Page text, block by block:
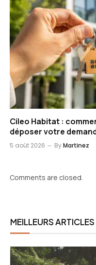
Cileo Habitat :
déposer votre
5 août 2026 ByMartinez
Comments are closed.
MEILLEURS ARTICLES